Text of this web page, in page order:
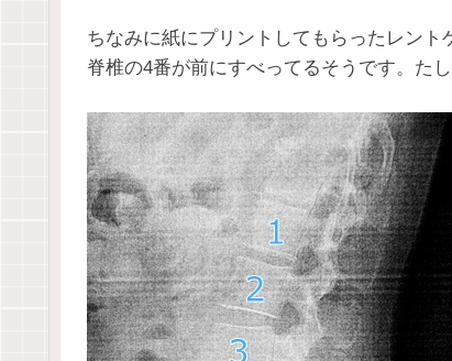
ちなみに紙にプリントしてもらったレント
脊椎の4番が前にすべってるそうです。た